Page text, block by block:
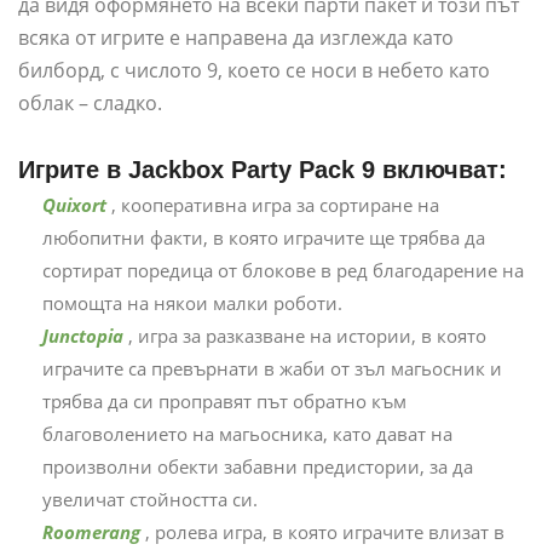
всяка от игрите е направена да изглежда като
билборд, с числото 9, което се носи в небето като
облак – сладко.
Игрите в Jackbox Party Pack 9 включват:
Quixort , кооперативна игра за сортиране на
любопитни факти, в която играчите ще трябва да
сортират поредица от блокове в ред благодарение на
помощта на някои малки роботи.
Junctopia , игра за разказване на истории, в която
играчите са превърнати в жаби от зъл магьосник и
трябва да си проправят път обратно към
благоволението на магьосника, като дават на
произволни обекти забавни предистории, за да
увеличат стойността си.
Roomerang , ролева игра, в която играчите влизат в